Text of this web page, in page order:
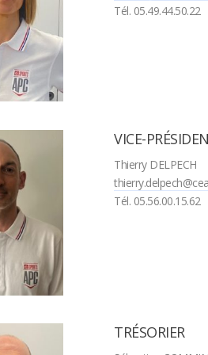
Tél. 05.49.44.50.22
VICE-
Thierry DELPECH
Tél. 05.56.00.15.62
TRÉSORIER